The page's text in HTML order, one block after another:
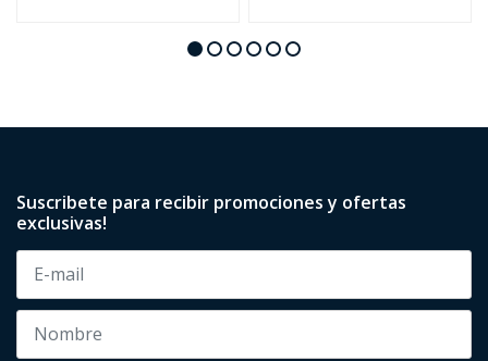
Suscribete para recibir promociones y ofertas
exclusivas!